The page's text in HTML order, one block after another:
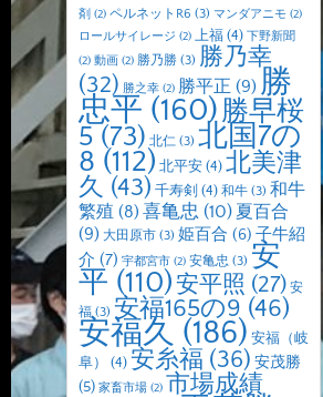
剤 (2) ペルネットR6 (3) マンダアニモ (2)
ロールサイレージ (2) 上福 (4) 下野新聞
(2) 動画 (2) 勝乃勝 (3) 勝乃幸
(32) 勝之幸 (2) 勝平正 (9) 勝
忠平 (160)勝早桜
5 (73) 北仁 (3) 北国7の
8 (112) 北平安 (4) 北美津
久 (43) 千寿剣 (4) 和牛 (3) 和牛
繁殖 (8) 喜亀忠 (10) 夏百合
(9) 大田原市 (3) 姫百合 (6) 子牛紹
介 (7) 宇都宮市 (2) 安亀忠 (3) 安
平 (110)安平照 (27) 安
福(3) 安福165の9 (46)
安福久 (186) 安福（岐
阜）
(4) 安糸福 (36) 安茂勝
(5) 家畜市場 (2) 市場成績